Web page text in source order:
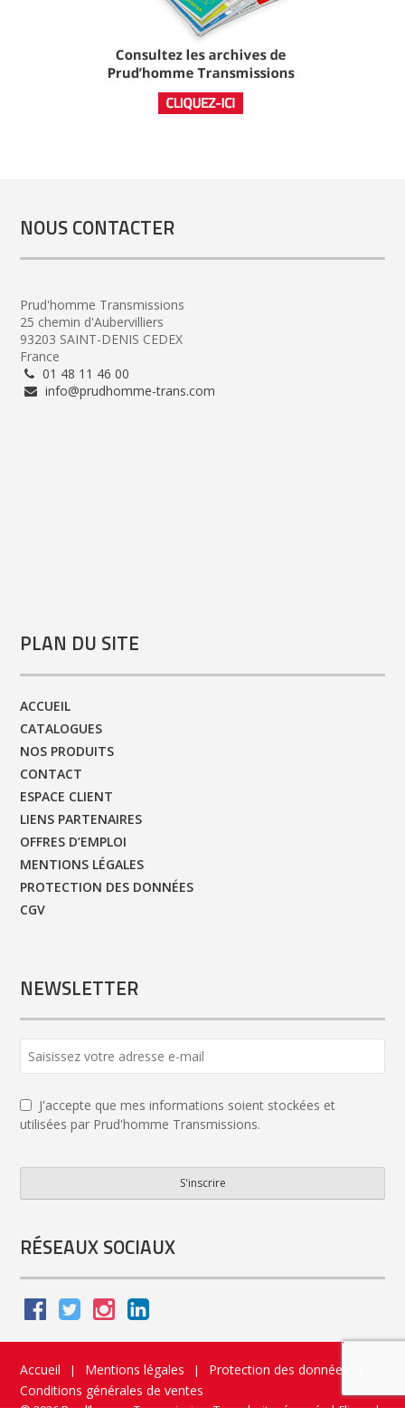
NOUS CONTACTER
Prud'homme Transmissions
25 chemin d'Aubervilliers
93203 SAINT-DENIS CEDEX
France
01 48 11 46 00
info@prudhomme-trans.com
PLAN DU SITE
ACCUEIL
CATALOGUES
NOS PRODUITS
CONTACT
ESPACE CLIENT
LIENS PARTENAIRES
OFFRES D’EMPLOI
MENTIONS LÉGALES
PROTECTION DES DONNÉES
CGV
NEWSLETTER
J'accepte que mes informations soient stockées et
utilisées par Prud'homme Transmissions.
S'inscrire
RÉSEAUX SOCIAUX
Accueil | Mentions légales | Protection des données
Conditions générales de ventes
© 2026 Prud’homme Transmission. Tous droits réservés|Flippad